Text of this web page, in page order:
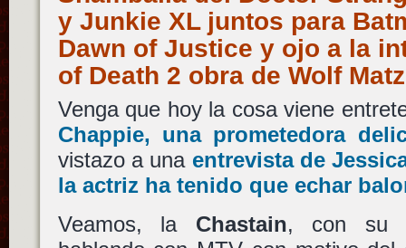
y Junkie XL juntos para
Dawn of Justice y ojo a la
of Death 2 obra de Wolf
Venga que hoy la cosa viene
Chappie, una prometedora
vistazo a una entrevista de
la actriz ha tenido que echar
Veamos, la Chastain, con su